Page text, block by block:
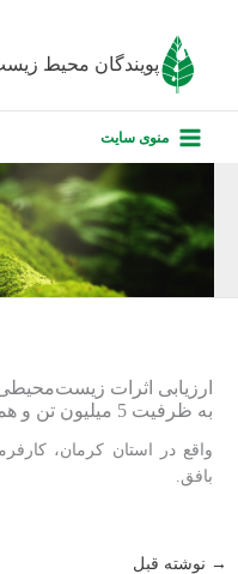
پویندگان محیط
منوی سایت
ارزیابی اثرات
به ظرفیت 5 میلیون تن و همچنین سدباطله
واقع در استان کرمان،
بافق.
→ نوشته قبل